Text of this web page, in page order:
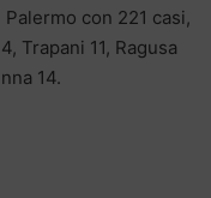
con 221 casi,
Trapani 11, Ragusa
14.